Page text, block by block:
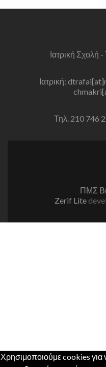
Ιατρική Σχολή
Ιατρική:
Τηλ. 210 746
ΠΜΣ
Zerif Lite
Χρησιμοποιούμε cookies